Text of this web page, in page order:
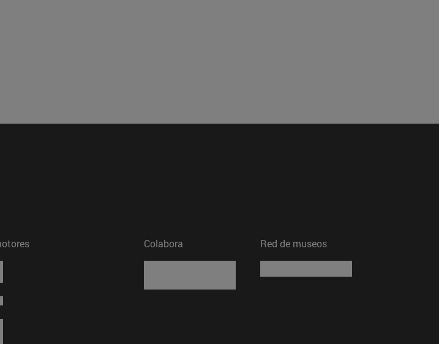
ventana)
ventana)
Colabora Red de museos